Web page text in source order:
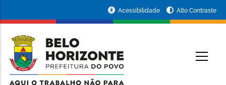
conteúdo
principal
da
Prefeitura
de
Acessibilidade Alto Contraste